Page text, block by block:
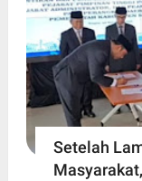
Setelah